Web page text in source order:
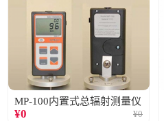
MP-100内置式总辐射测量仪
¥0 ¥0